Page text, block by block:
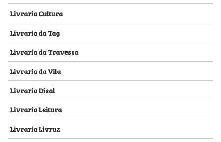
Livraria Cultura
Livraria da Tag
Livraria da Travessa
Livraria da Vila
Livraria Disal
Livraria Leitura
Livraria Livruz